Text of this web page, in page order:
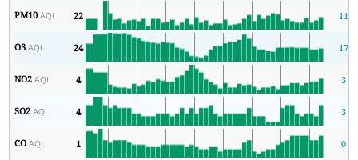
PM10AQI 22 11
O3AQI 24 17
NO2AQI 4 3
SO2AQI 4 3
COAQI 1 0